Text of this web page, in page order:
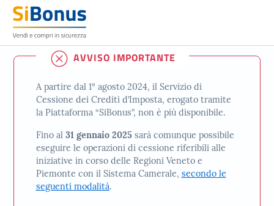
AVVISO IMPORTANTE
A partire dal 1° agosto 2024, il Servizio di
Cessione dei Crediti d’Imposta, erogato tramite
la Piattaforma “SiBonus”, non è più disponibile.
Fino al 31 gennaio 2025sarà comunque possibile
eseguire le operazioni di cessione riferibili alle
iniziative in corso delle Regioni Veneto e
Piemonte con il Sistema Camerale, secondo le
seguenti modalità.